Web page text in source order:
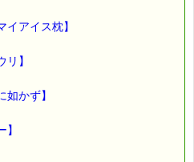
キュークリーム１本当毎に
範囲内で割引きになります。
10% 3等：85%）です。
連書籍、セット商品は対象外で
アイス枕】
】
かず】